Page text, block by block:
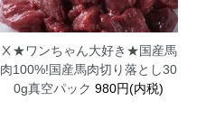
Ⅹ★ワンちゃん大好き★国産馬
肉100%!国産馬肉切り落とし30
0g真空パック 980円(内税)